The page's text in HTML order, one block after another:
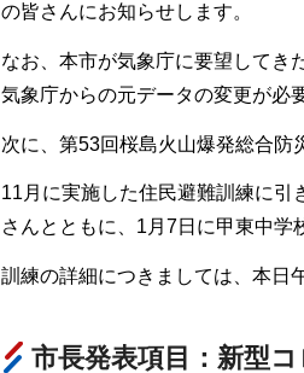
の皆さんにお知らせします。
なお、本市が気象庁に要望してき
気象庁からの元データの変更が必
次に、第53回桜島火山爆発総合防
11月に実施した住民避難訓練に引
さんとともに、1月7日に甲東中学
訓練の詳細につきましては、本日
市長発表項目：新型